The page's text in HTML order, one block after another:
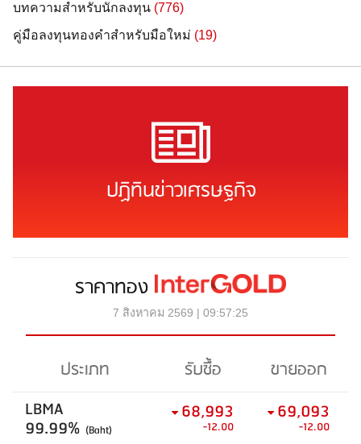
บทความสำหรับนักลงทุน (776)
คู่มือลงทุนทองคำสำหรับมือใหม่ (19)
ปฏิทินข่าวเศรษฐกิจ
ราคาทอง
7 สิงหาคม 2569 | 09:57:25
ประเภท รับซื้อ
ขายออก
LBMA
99.99% (Baht)
68,993
-12.00
69,093
-12.00